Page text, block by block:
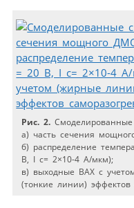
Рис. 2.
а) часть сечения
б) распределение
В, I с= 2×10-4 A/мкм);
в) выходные ВАХ с
(тонкие линии) эффектов